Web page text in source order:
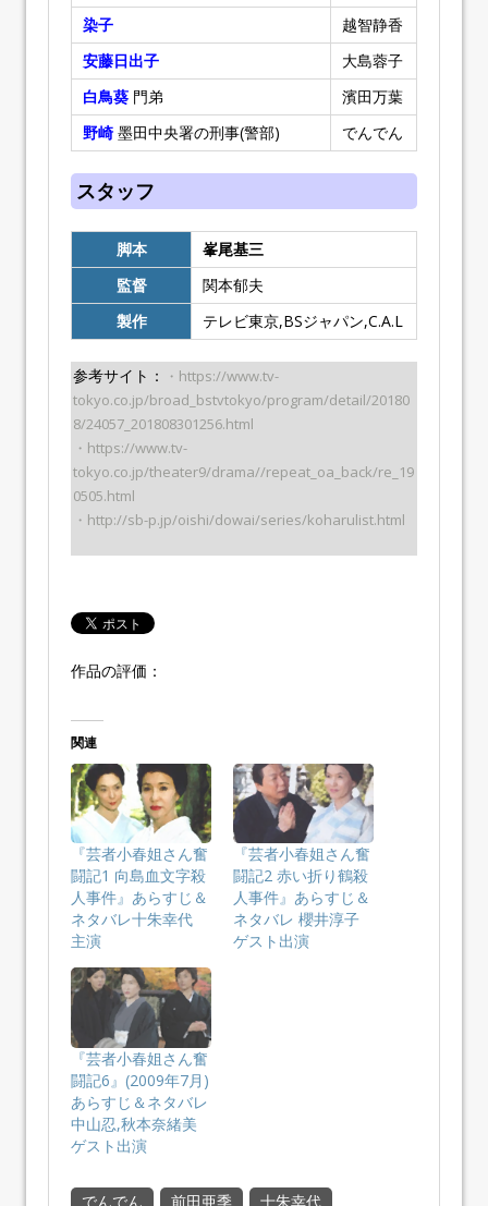
染子
越智静香
安藤日出子
大島蓉子
白鳥葵 門弟
濱田万葉
野崎 墨田中央署の刑事(警部) でんでん
スタッフ
脚本
峯尾基三
監督
関本郁夫
製作
テレビ東京,BSジャパン,C.A.L
参考サイト：
・https://www.tv-
tokyo.co.jp/broad_bstvtokyo/program/detail/20180
8/24057_201808301256.html
・https://www.tv-
tokyo.co.jp/theater9/drama//repeat_oa_back/re_19
0505.html
・http://sb-p.jp/oishi/dowai/series/koharulist.html
作品の評価：
関連
『芸者小春姐さん奮
闘記1 向島血文字殺
人事件』あらすじ＆
ネタバレ十朱幸代
主演
『芸者小春姐さん奮
闘記2 赤い折り鶴殺
人事件』あらすじ＆
ネタバレ 櫻井淳子
ゲスト出演
『芸者小春姐さん奮
闘記6』(2009年7月)
あらすじ＆ネタバレ
中山忍,秋本奈緒美
ゲスト出演
でんでん 前田亜季 十朱幸代